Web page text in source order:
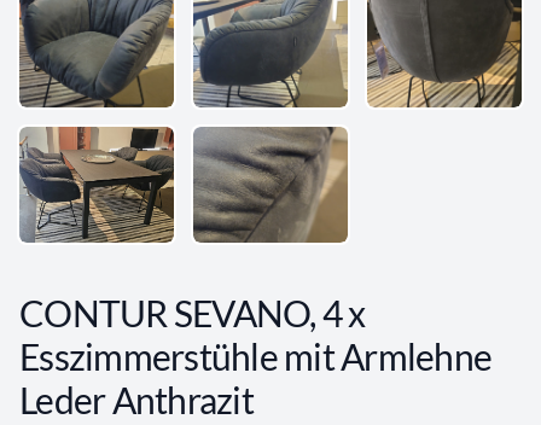
CONTUR SEVANO, 4 x
Esszimmerstühle mit Armlehne
Leder Anthrazit